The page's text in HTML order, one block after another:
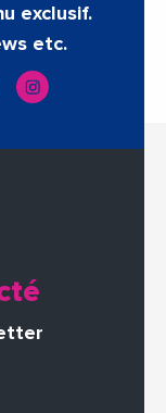
exclusif.
etc.